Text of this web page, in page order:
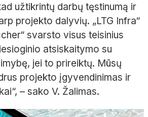
užtikrintų darbų tęstinumą ir
projekto dalyvių. „LTG Infra“
svarsto visus teisinius
atsiskaitymo su
jei to prireiktų. Mūsų
projekto įgyvendinimas ir
– sako V. Žalimas.